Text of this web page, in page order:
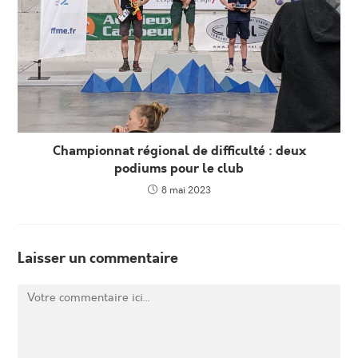
Championnat régional de difficulté : deux
podiums pour le club
8 mai 2023
Laisser un commentaire
Comment